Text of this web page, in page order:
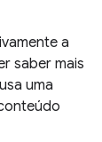
a
saber mais
uma